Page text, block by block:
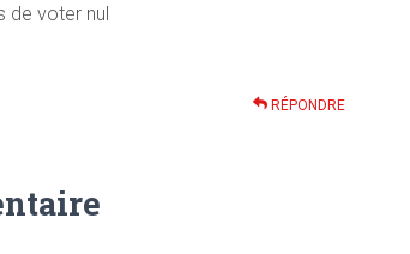
de voter nul
RÉPONDRE